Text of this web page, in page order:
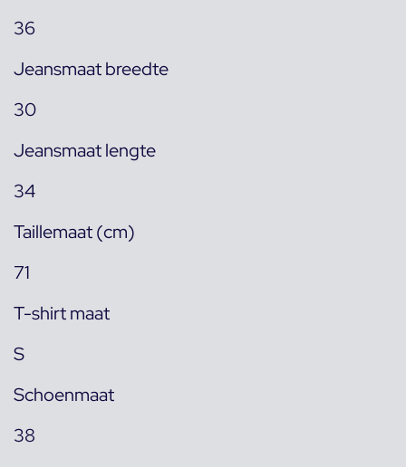
36
Jeansmaat breedte
30
Jeansmaat lengte
34
Taillemaat (cm)
71
T-shirt maat
S
Schoenmaat
38